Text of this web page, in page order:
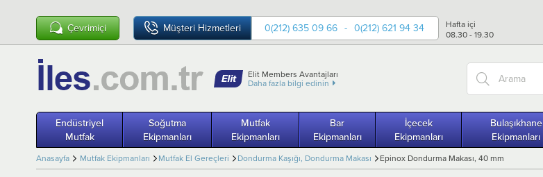
Çevrimiçi Müşteri Hizmetleri 0(212) 635 09 66 - 0(212) 621 94 34
Hafta içi
08.30 - 19.30
Elit Members Avantajları
Daha fazla bilgi edinin
Endüstriyel
Mutfak
Soğutma
Ekipmanları
Mutfak
Ekipmanları
Bar
Ekipmanları
İçecek
Ekipmanları
Bulaşıkhane
Ekipmanları
Anasayfa Mutfak Ekipmanları Mutfak El Gereçleri Dondurma Kaşığı, Dondurma Makası Epinox Dondurma Makası, 40 mm